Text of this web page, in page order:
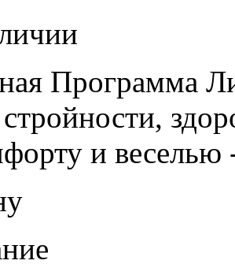
Программа
стройности,
и